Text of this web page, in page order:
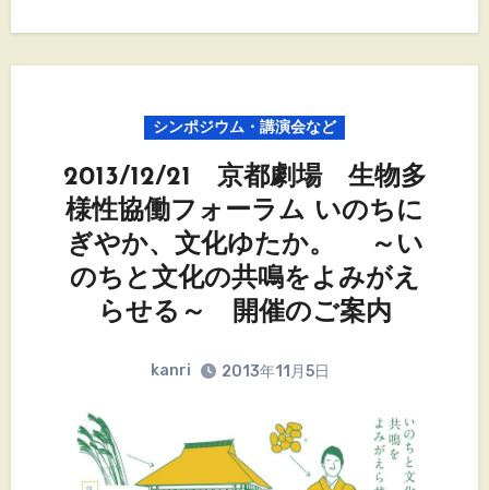
シンポジウム・講演会など
2013/12/21 京都劇場 生物多
様性協働フォーラム いのちに
ぎやか、文化ゆたか。 ～い
のちと文化の共鳴をよみがえ
らせる～ 開催のご案内
kanri 2013年11月5日